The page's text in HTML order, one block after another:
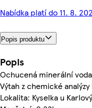
Nabídka platí do 11. 8.
Popis produktu
Popis
Ochucená minerální
Výtah z chemické
Lokalita: Kyselka u